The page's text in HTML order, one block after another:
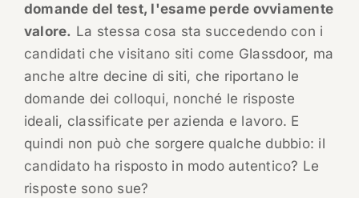
domande del test, l'esame perde ovviamente
valore. La stessa cosa sta succedendo con i
candidati che visitano siti come Glassdoor, ma
anche altre decine di siti, che riportano le
domande dei colloqui, nonché le risposte
ideali, classificate per azienda e lavoro. E
quindi non può che sorgere qualche dubbio: il
candidato ha risposto in modo autentico? Le
risposte sono sue?